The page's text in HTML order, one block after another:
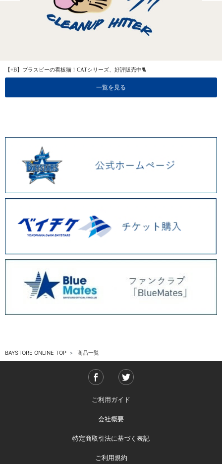
【+B】プラスビーの看板猫！CATシリーズ、好評販売中🐈
一覧を見る
BAYSTORE ONLINE TOP 商品一覧
ご利用ガイド
会社概要
特定商取引法に基づく表記
ご利用規約